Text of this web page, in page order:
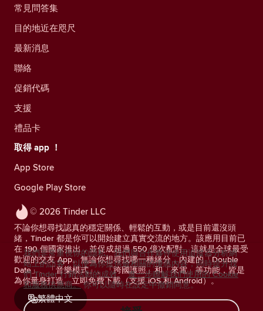
© 2026 Tinder LLC
不論你想尋找認真的穩定關係、輕鬆的互動，或是目前還沒頭
緒，Tinder 都是你可以開始建立真實交流的地方。該應用目前已
在 190 個國家推出，並促成超過 550 億次配對，這就是全球最受
歡迎的交友 App。無論你想尋找哪一種緣分，內建的「Double
Date」、「音樂模式」、「跨國護照」和「來電」等功能，皆是
為你量身打造。立即免費下載（支援 iOS 和 Android）。
繁體中文
常見問答集
目的地近在咫尺
最新消息
聯絡
促銷代碼
支援
禮品卡
取得 app ！
App Store
Google Play Store
我們非常重視你的隱私。我們與合作夥伴使用追蹤器分析網
站上的訪客，以便為你提供最相關的優惠內容，同時提升我
們 Tinder 行銷活動的成效。 進一步瞭解我們使用的 Cookie
和服務供應商。 你可以隨時在設定中撤銷同意。